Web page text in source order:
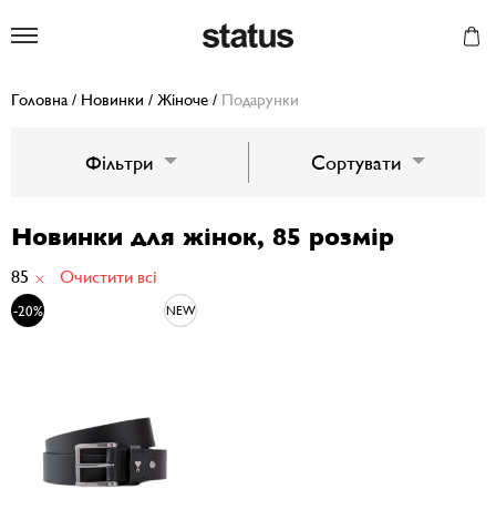
Головна / Новинки / Жіноче / Подарунки
Новинки для жінок, 85 розмір
85 Очистити всі
-20% NEW
Фільтри Сортувати